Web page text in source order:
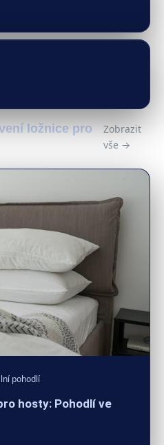
ložnice pro
Zobrazit
vše →
pohodlí
hosty: Pohodlí ve